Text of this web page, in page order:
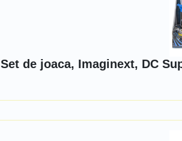
Set de joaca, Imaginext, DC